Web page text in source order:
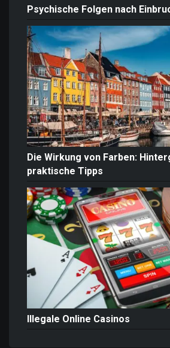
Psychische Folgen nach
Die Wirkung von Farben:
praktische Tipps
Illegale Online Casinos